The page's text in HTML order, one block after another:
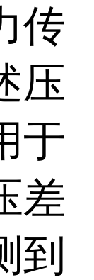
传
压
于
差
到